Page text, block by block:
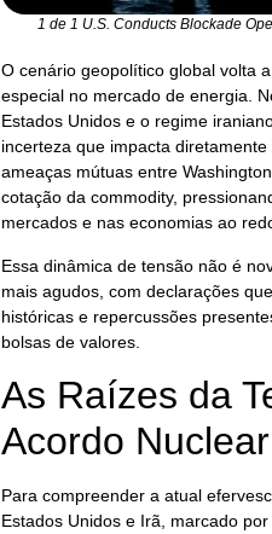
1 de 1 U.S. Conducts Blockade
O cenário geopolítico global volta
especial no mercado de energia.
Estados Unidos e o regime
incerteza que impacta
ameaças mútuas entre
cotação da commodity,
mercados e nas economias ao
Essa dinâmica de tensão não é
mais agudos, com declarações
históricas e repercussões
bolsas de valores.
As Raízes da
Acordo
Para compreender a atual
Estados Unidos e Irã, marcado